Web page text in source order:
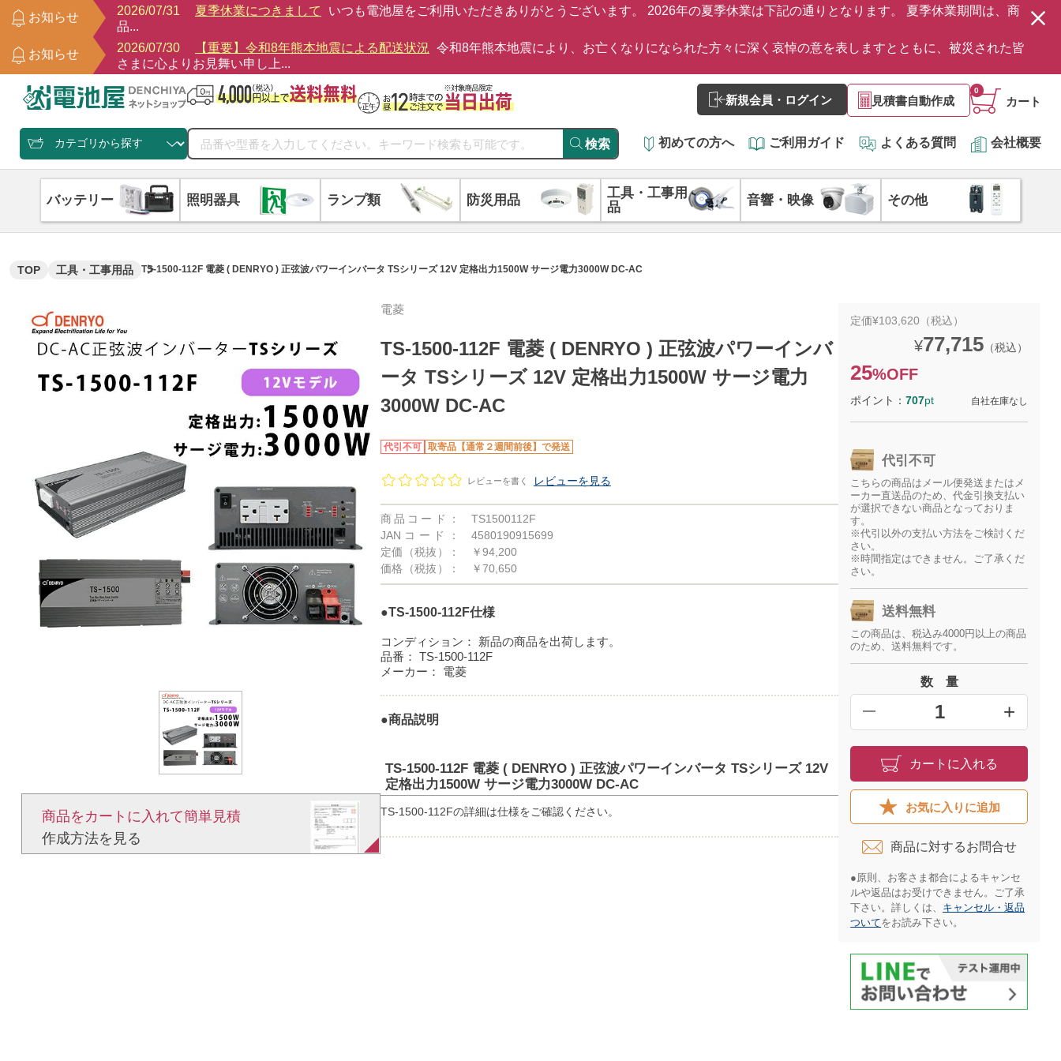
お知らせ
2026/07/31 夏季休業につきまして
いつも電池屋をご利用いただきありがとうございます。 2026年の夏季休業は下記の通りとなります。 夏季休業期間は、商
品...
お知らせ
2026/07/30 【重要】令和8年熊本地震による配送状況 令和8年熊本地震により、お亡くなりになられた方々に深く哀悼の意を表しますとともに、被災された皆
さまに心よりお見舞い申し上...
新規会員・ログイン 見積書自動作成 カート
0
検索 初めての方へ ご利用ガイド よくある質問 会社概要
バッテリー 照明器具 ランプ類 防災用品
工具・工事用
品
音響・映像 その他
TOP 工具・工事用品 TS-1500-112F 電菱 ( DENRYO ) 正弦波パワーインバータ TSシリーズ 12V 定格出力1500W サージ電力3000W DC-AC
商品をカートに入れて簡単見積​
作成方法を見る​​
電菱
TS-1500-112F 電菱 ( DENRYO ) 正弦波パワーインバ
ータ TSシリーズ 12V 定格出力1500W サージ電力
3000W DC-AC
代引不可 取寄品【通常２週間前後】で発送
レビューを書く レビューを見る
商品コード：
TS1500112F
JANコード：
4580190915699
定価（税抜）：
￥94,200
価格（税抜）：
￥70,650
●TS-1500-112F仕様
コンディション：
新品の商品を出荷します。
品番： TS-1500-112F
メーカー：
電菱
●商品説明
TS-1500-112F 電菱 ( DENRYO ) 正弦波パワーインバータ TSシリーズ 12V
定格出力1500W サージ電力3000W DC-AC
TS-1500-112Fの詳細は仕様をご確認ください。
定価¥103,620（税込）
¥77,715 （税込）
25%OFF
ポイント：707pt 自社在庫なし
代引不可
こちらの商品はメール便発送またはメ
ーカー直送品のため、代金引換支払い
が選択できない商品となっておりま
す。
※代引以外の支払い方法をご検討くだ
さい。
※時間指定はできません。ご了承くだ
さい。
送料無料
この商品は、税込み4000円以上の商品
のため、送料無料です。
数 量
━ +
カートに入れる
お気に入りに追加
商品に対するお問合せ​
●原則、お客さま都合によるキャンセ
ルや返品はお受けできません。ご了承
下さい。詳しくは、 キャンセル・返品
ついてをお読み下さい。​